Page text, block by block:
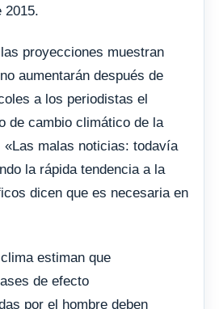
2015.
proyecciones muestran
aumentarán después de
a los periodistas el
de cambio climático de la
«Las malas noticias: todavía
la rápida tendencia a la
dicen que es necesaria en
estiman que
de efecto
por el hombre deben